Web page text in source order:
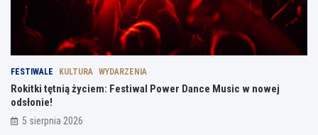
FESTIWALE KULTURA WYDARZENIA
Rokitki tętnią życiem: Festiwal Power Dance Music w nowej
odsłonie!
5 sierpnia 2026